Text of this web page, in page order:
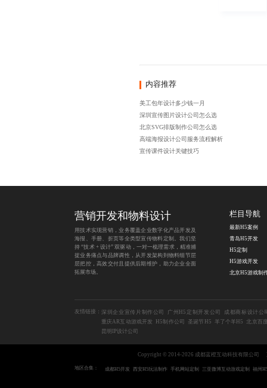
内容推荐
美工包年设计多少钱一月
深圳宣传图片设计公司怎么选
北京SVG排版制作公司怎么选
高端海报设计公司服务流程解析
宣传课件设计关键技巧
营销开发和物料设计
用技术实现营销，业务覆盖企业数字化产品开发及
海报、手册、折页等全类型宣传物料定制。我们坚
持 “技术 + 设计” 双驱动，一对一梳理需求，精准捕
捉业务痛点与品牌调性，从开发架构到物料细节层
层把控，高效交付且提供后期维护，助力企业全面
拓展市场。
栏目导航
最新H5案例
青岛H5开发
H5定制
H5游戏开发
友情链接： 深圳企业宣传片制作公司 广州H5定制开发公司
成都商标设计公
重庆AR互动游戏开发
H5制作公司 圣诞节H5 羊了个羊H5
北京百
昆明IP设计公司
Copyright © 2014-2026 成都蓝橙互动科技有限公司
地区合集： 成都H5开发 西安H5玩法制作 手机网站定制 三亚微博互动游戏定制 福州